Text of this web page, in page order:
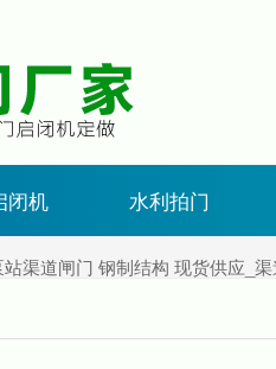
闭机 水利拍门
渠道闸门 钢制结构 现货供应_